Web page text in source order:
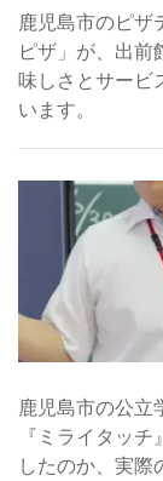
鹿児島市のピザ
ピザ」が、出前
味しさとサービ
います。
鹿児島市の公立
『ミライタッ
したのか、実際